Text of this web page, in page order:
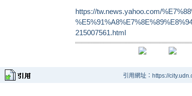
https://tw.news.yahoo.com/
215007561.html
引用網址：https://